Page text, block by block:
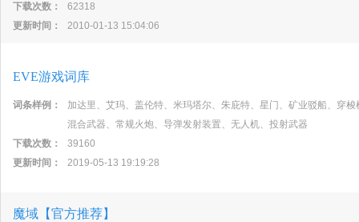
下载次数：
62318
更新时间：
2010-01-13 15:04:06
EVE游戏词库
词条样例：
加达里、艾玛、盖伦特、米玛塔尔、朱庇特、星门、矿业驳船、穿
混合武器、常规火炮、导弹发射装置、无人机、投射武器
下载次数：
39160
更新时间：
2019-05-13 19:19:28
魔域【官方推荐】